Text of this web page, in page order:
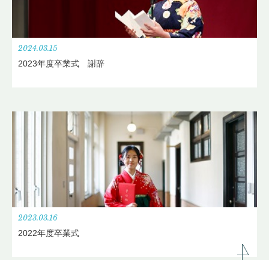
2024.03.15
2023年度卒業式 謝辞
2023.03.16
2022年度卒業式